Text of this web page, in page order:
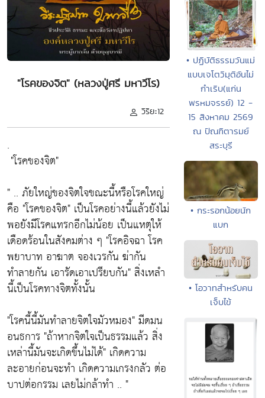
"โรคของจิต" (หลวงปู่ศรี มหาวีโร)
วิริยะ12
.
"โรคของจิต"
" .. ภัยใหญ่ของจิตใจขณะนี้หรือโรคใหญ่
คือ "โรคของจิต" เป็นโรคอย่างนี้แล้วยังไม่
พอยังมีโรคแทรกอีกไม่น้อย เป็นแหตุให้
เดือดร้อนในสังคมต่าง ๆ "โรคอิจฉา โรค
พยาบาท อาฆาต จองเวรกัน ฆ่ากัน
ทำลายกัน เอารัดเอาเปรียบกัน"สิ่งเหลำ
นี้เป็นโรคทางจิตทั้งนั้น
"โรคนี้นี้มันทำลายจิตใจมัวหมอง"มีดมน
อนธการ "ถ้าหากจิตใจเป็นธรรมแล้ว สิ่ง
เหล่านี้มันจะเกิดขึ้นไม่ได้" เกิดความ
ละอายก่อนจะทำ เกิดความเกรงกลัว ต่อ
บาปต่อกรรม เลยไม่กล้าทำ .. "
• ปฏิบัติธรรมวันแม่
แบบเจโตวิมุติอันไม่
กำเริบ(แก่น
พรหมจรรย์) 12 -
15 สิงหาคม 2569
ณ ปัณฑิตารมย์
สระบุรี
• กระรอกน้อยนัก
แบก
• โอวาทสำหรับคน
เจ็บไข้